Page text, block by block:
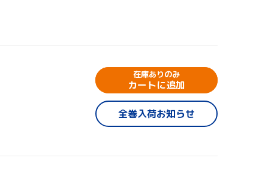
在庫ありのみ
カートに追加
全巻入荷お知らせ